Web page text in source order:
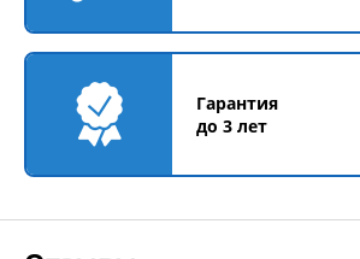
Гарантия
до 3 лет